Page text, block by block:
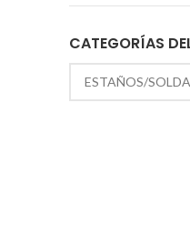
CATEGORÍAS
ESTAÑOS/